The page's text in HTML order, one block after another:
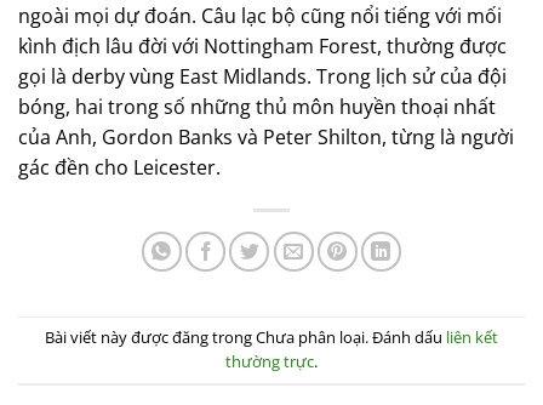
ngoài mọi dự đoán. Câu lạc bộ cũng nổi tiếng với mối
kình địch lâu đời với Nottingham Forest, thường được
gọi là derby vùng East Midlands. Trong lịch sử của đội
bóng, hai trong số những thủ môn huyền thoại nhất
của Anh, Gordon Banks và Peter Shilton, từng là người
gác đền cho Leicester.
Bài viết này được đăng trong Chưa phân loại. Đánh dấu liên kết
thường trực.